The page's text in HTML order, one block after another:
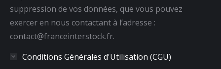
suppression de vos données, que vous pouvez
exercer en nous contactant à l’adresse :
contact@franceinterstock.fr.
Conditions Générales d'Utilisation (CGU)